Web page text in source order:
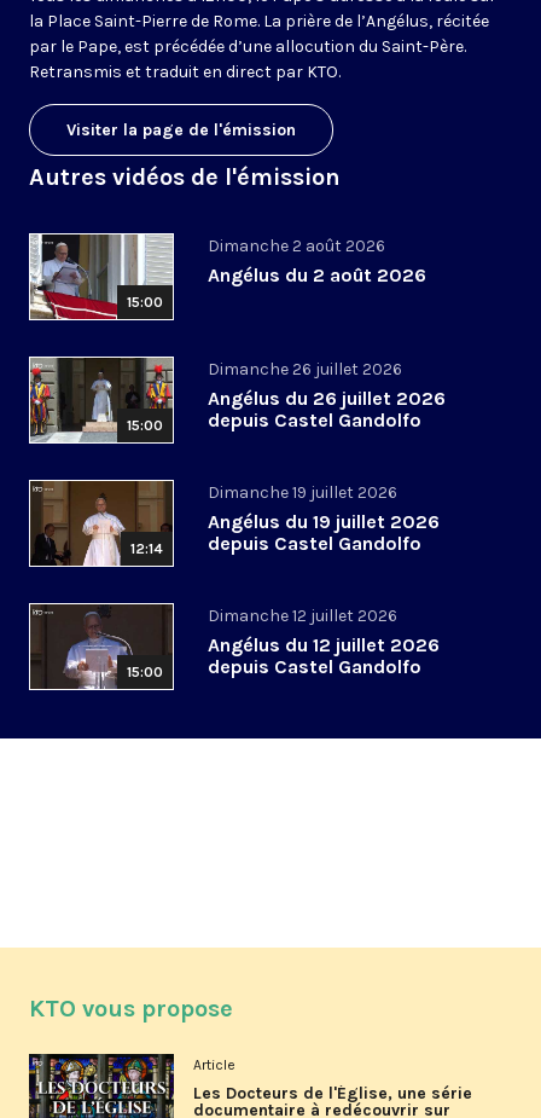
la Place Saint-Pierre de Rome. La prière de l’Angélus, récitée
par le Pape, est précédée d’une allocution du Saint-Père.
Retransmis et traduit en direct par KTO.
Visiter la page de l'émission
Autres vidéos de l'émission
15:00
Dimanche 2 août 2026
Angélus du 2 août 2026
15:00
Dimanche 26 juillet 2026
Angélus du 26 juillet 2026
depuis Castel Gandolfo
12:14
Dimanche 19 juillet 2026
Angélus du 19 juillet 2026
depuis Castel Gandolfo
15:00
Dimanche 12 juillet 2026
Angélus du 12 juillet 2026
depuis Castel Gandolfo
KTO vous propose
Article
Les Docteurs de l'Église, une série
documentaire à redécouvrir sur